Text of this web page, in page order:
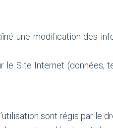
une modification des
le Site Internet (données,
sont régis par le